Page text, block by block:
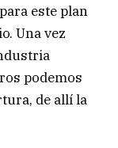
este plan
Una vez
podemos
de allí la